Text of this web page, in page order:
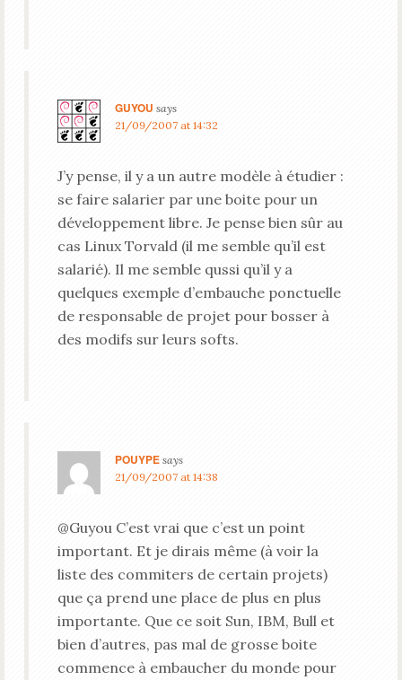
GUYOU says
21/09/2007 at 14:32
J’y pense, il y a un autre modèle à étudier :
se faire salarier par une boite pour un
développement libre. Je pense bien sûr au
cas Linux Torvald (il me semble qu’il est
salarié). Il me semble qussi qu’il y a
quelques exemple d’embauche ponctuelle
de responsable de projet pour bosser à
des modifs sur leurs softs.
POUYPE says
21/09/2007 at 14:38
@Guyou C’est vrai que c’est un point
important. Et je dirais même (à voir la
liste des commiters de certain projets)
que ça prend une place de plus en plus
importante. Que ce soit Sun, IBM, Bull et
bien d’autres, pas mal de grosse boite
commence à embaucher du monde pour